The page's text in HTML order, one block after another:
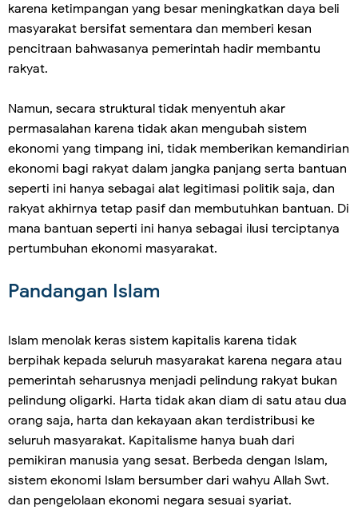
karena ketimpangan yang besar meningkatkan daya beli
masyarakat bersifat sementara dan memberi kesan
pencitraan bahwasanya pemerintah hadir membantu
rakyat.
Namun, secara struktural tidak menyentuh akar
permasalahan karena tidak akan mengubah sistem
ekonomi yang timpang ini, tidak memberikan kemandirian
ekonomi bagi rakyat dalam jangka panjang serta bantuan
seperti ini hanya sebagai alat legitimasi politik saja, dan
rakyat akhirnya tetap pasif dan membutuhkan bantuan. Di
mana bantuan seperti ini hanya sebagai ilusi terciptanya
pertumbuhan ekonomi masyarakat.
Pandangan Islam
Islam menolak keras sistem kapitalis karena tidak
berpihak kepada seluruh masyarakat karena negara atau
pemerintah seharusnya menjadi pelindung rakyat bukan
pelindung oligarki. Harta tidak akan diam di satu atau dua
orang saja, harta dan kekayaan akan terdistribusi ke
seluruh masyarakat. Kapitalisme hanya buah dari
pemikiran manusia yang sesat. Berbeda dengan Islam,
sistem ekonomi Islam bersumber dari wahyu Allah Swt.
dan pengelolaan ekonomi negara sesuai syariat.